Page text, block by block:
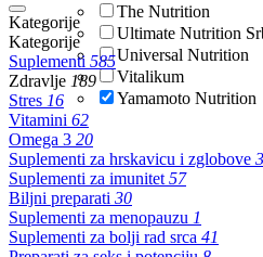
The Nutrition
Ultimate Nutrition
Universal Nutrition
Vitalikum
Yamamoto Nutrition
Kategorije
Kategorije
Suplementi 585
Zdravlje 189
Stres 16
Vitamini 62
Omega 3 20
Suplementi za hrskavicu i zglobove
Suplementi za imunitet 57
Biljni preparati 30
Suplementi za menopauzu 1
Suplementi za bolji rad srca 41